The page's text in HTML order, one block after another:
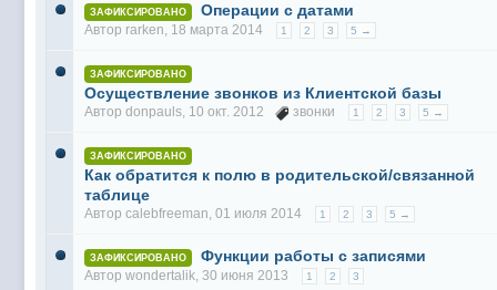
ЗАФИКСИРОВАНО Операции с датами
Автор rarken, 18 марта 2014 1 2 3 5 →
ЗАФИКСИРОВАНО
Осуществление звонков из Клиентской базы
Автор donpauls, 10 окт. 2012 звонки 1 2 3 5 →
ЗАФИКСИРОВАНО
Как обратится к полю в родительской/связанной
таблице
Автор calebfreeman, 01 июля 2014 1 2 3 5 →
ЗАФИКСИРОВАНО Функции работы с записями
Автор wondertalik, 30 июня 2013 1 2 3